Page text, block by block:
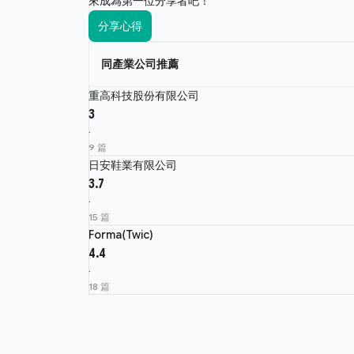
分享心得
同產業公司推薦
重高科技股份有限公司
3
·
9 篇
日安鞋業有限公司
3.7
·
15 篇
Forma(Twic)
4.4
·
18 篇